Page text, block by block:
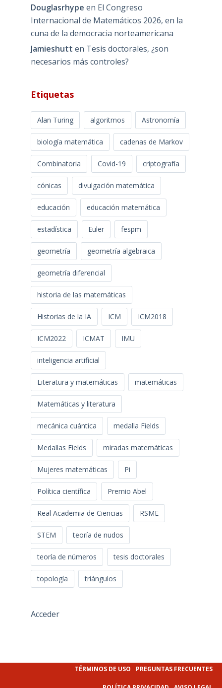
Douglasrhype en El Congreso
Internacional de Matemáticos 2026, en la
cuna de la democracia norteamericana
Jamieshutt en Tesis doctorales, ¿son
necesarios más controles?
Etiquetas
Alan Turing algoritmos Astronomía
biología matemática cadenas de Markov
Combinatoria Covid-19 criptografía
cónicas divulgación matemática
educación educación matemática
estadística Euler fespm
geometría geometría algebraica
geometría diferencial
historia de las matemáticas
Historias de la IA ICM ICM2018
ICM2022 ICMAT IMU
inteligencia artificial
Literatura y matemáticas matemáticas
Matemáticas y literatura
mecánica cuántica medalla Fields
Medallas Fields miradas matemáticas
Mujeres matemáticas Pi
Política científica Premio Abel
Real Academia de Ciencias RSME
STEM teoría de nudos
teoría de números tesis doctorales
topología triángulos
Acceder
TÉRMINOS DE USO PREGUNTAS FRECUENTES